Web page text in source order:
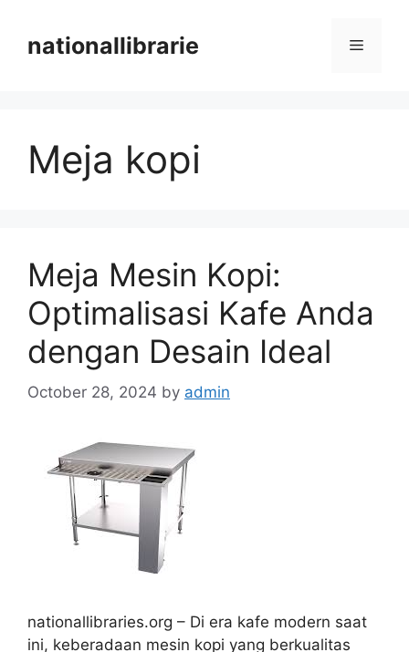
contentnationallibrarie Menu
Meja kopi
Meja Mesin Kopi:
Optimalisasi Kafe Anda
dengan Desain Ideal
October 28, 2024 by admin
nationallibraries.org – Di era kafe modern saat
ini, keberadaan mesin kopi yang berkualitas